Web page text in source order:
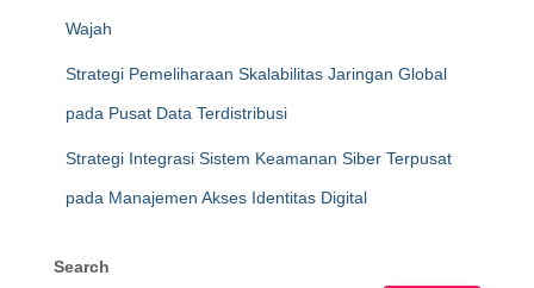
Wajah
Strategi Pemeliharaan Skalabilitas Jaringan Global
pada Pusat Data Terdistribusi
Strategi Integrasi Sistem Keamanan Siber Terpusat
pada Manajemen Akses Identitas Digital
Search